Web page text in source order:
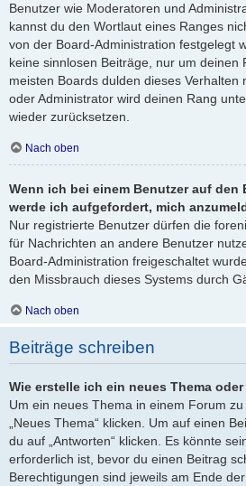
Benutzer wie Moderatoren und
kannst du den Wortlaut eines Ranges
von der Board-Administration festgelegt
keine sinnlosen Beiträge, nur um
meisten Boards dulden dieses Verhalten
oder Administrator wird deinen Rang
wieder zurücksetzen.
Nach oben
Wenn ich bei einem Benutzer auf den
werde ich aufgefordert, mich
Nur registrierte Benutzer dürfen die
für Nachrichten an andere Benutzer
Board-Administration freigeschaltet
den Missbrauch dieses Systems durch
Nach oben
Beiträge schreiben
Wie erstelle ich ein neues Thema
Um ein neues Thema in einem Forum
„Neues Thema“ klicken. Um auf einen
du auf „Antworten“ klicken. Es könnte
erforderlich ist, bevor du einen Beitrag
Berechtigungen sind jeweils am Ende